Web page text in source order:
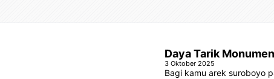
Daya Tarik
3 Oktober 2025
Bagi kamu arek suroboyo